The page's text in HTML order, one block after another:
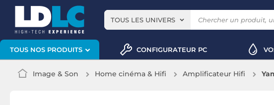
TOUS LES UNIVERS
TOUS NOS PRODUITS CONFIGURATEUR PC
Image & Son Home cinéma & Hifi Amplificateur Hifi